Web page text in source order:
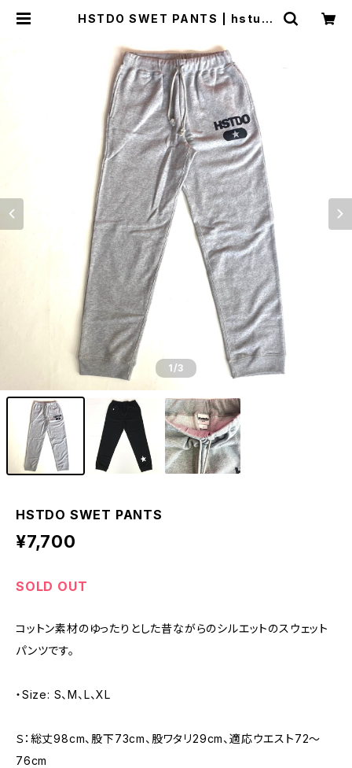
HSTDO SWET PANTS | hstudi
1/3
HSTDO SWET PANTS
¥7,700
SOLD OUT
コットン素材のゆったりとした昔ながらのシルエットのスウェット
パンツです。
・Size: S、M、L、XL
Ｓ：総丈98cm、股下73cm、股ワタリ29cm、適応ウエスト72〜
76cm